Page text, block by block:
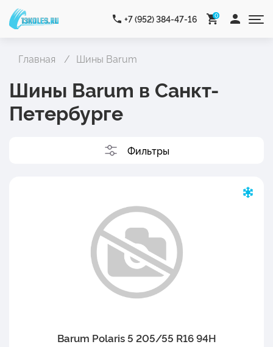
+7 (952) 384-47-16 0
Главная Шины Barum
Шины Barum в Санкт-
Петербурге
Фильтры
Barum Polaris 5 205/55 R16 94H